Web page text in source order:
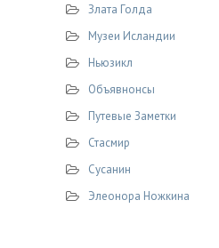
Злата Голда
Музеи Исландии
Ньюзикл
Объявнонсы
Путевые Заметки
Стасмир
Сусанин
Элеонора Ножкина